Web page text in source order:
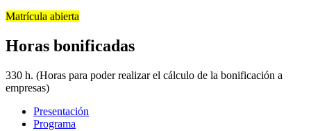
Matrícula abierta
Horas bonificadas
330 h. (Horas para poder realizar el cálculo de la bonificación a
empresas)
Presentación
Programa